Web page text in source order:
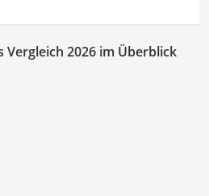
2026 im Überblick